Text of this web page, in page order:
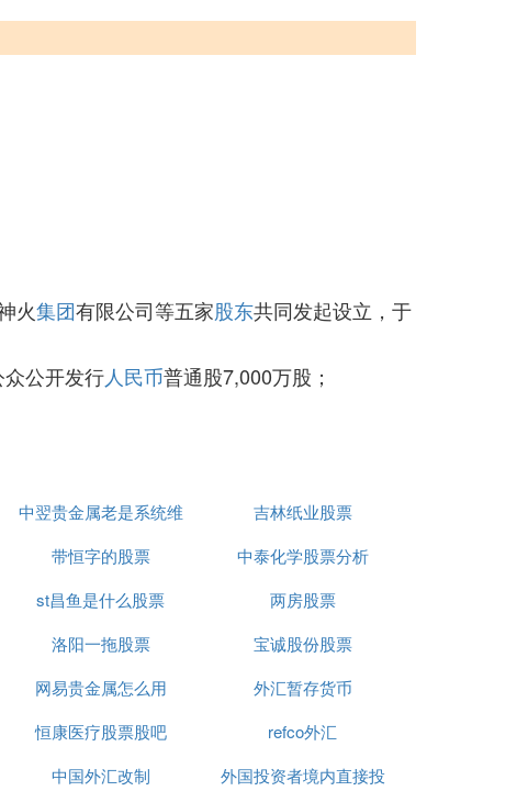
火集团有限公司等五家股东共同发起设立，于
公开发行人民币普通股7,000万股；
中翌贵金属老是系统维
护
吉林纸业股票
带恒字的股票
中泰化学股票分析
st昌鱼是什么股票
两房股票
洛阳一拖股票
宝诚股份股票
网易贵金属怎么用
外汇暂存货币
恒康医疗股票股吧
refco外汇
中国外汇改制 外国投资者境内直接投